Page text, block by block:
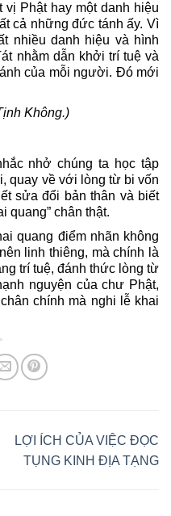
Phật hay một danh hiệu
cả những đức tánh ấy. Vì
nhiều danh hiệu và hình
nhằm dẫn khởi trí tuệ và
của mỗi người. Đó mới
Không.)
nhở chúng ta học tập
quay về với lòng từ bi vốn
sửa đổi bản thân và biết
quang” chân thật.
quang điểm nhãn không
linh thiêng, mà chính là
trí tuệ, đánh thức lòng từ
nguyện của chư Phật,
chính mà nghi lễ khai
LỢI ÍCH CỦA VIỆC ĐỌC
TỤNG KINH ĐỊA TẠNG